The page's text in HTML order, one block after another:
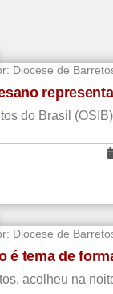
Diocese de
do Brasil
Diocese de
é tema de
acolheu na